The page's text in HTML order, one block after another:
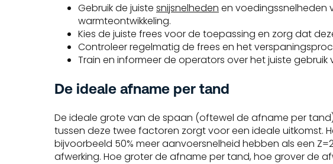
Gebruik de juiste snijsnelheden en voedingssnelheden
warmteontwikkeling.
Kies de juiste frees voor de toepassing en zorg dat
Controleer regelmatig de frees en het
Train en informeer de operators over het juiste
De ideale afname per tand
De ideale grote van de spaan (oftewel de afname per
tussen deze twee factoren zorgt voor een ideale uitkomst.
bijvoorbeeld 50% meer aanvoersnelheid hebben als een
afwerking. Hoe groter de afname per tand, hoe grover de